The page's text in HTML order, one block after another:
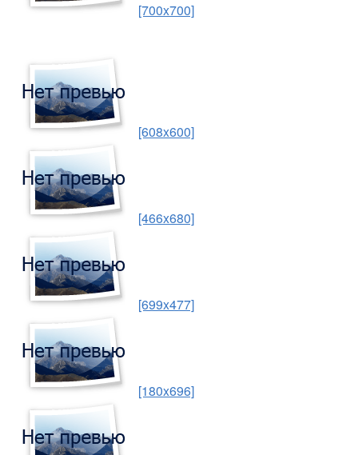
[700x700]
[608x600]
[466x680]
[699x477]
[180x696]